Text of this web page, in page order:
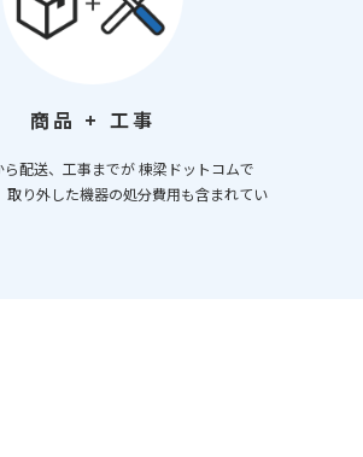
商品 + 工事
配送、工事までが 棟梁ドットコムで
取り外した機器の処分費用も含まれてい